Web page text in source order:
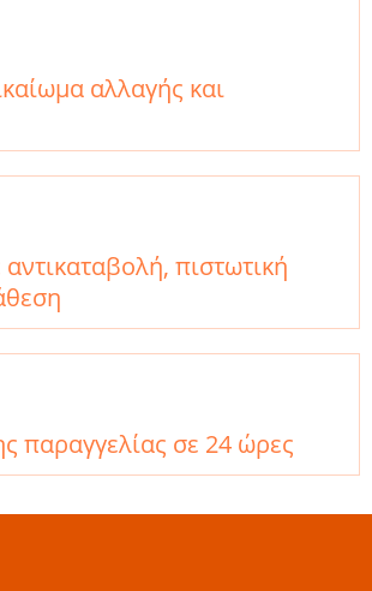
αλλαγής και
πιστωτική
παραγγελίας σε 24 ώρες